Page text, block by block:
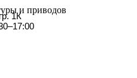
и приводов
1К